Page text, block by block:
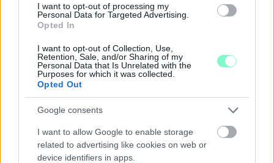
I want to opt-out of processing my
Personal Data for Targeted Advertising.
Opted In
I want to opt-out of Collection, Use,
Retention, Sale, and/or Sharing of my
Personal Data that Is Unrelated with the
Purposes for which it was collected.
Opted Out
Google consents
I want to allow Google to enable storage
related to advertising like cookies on web or
device identifiers in apps.